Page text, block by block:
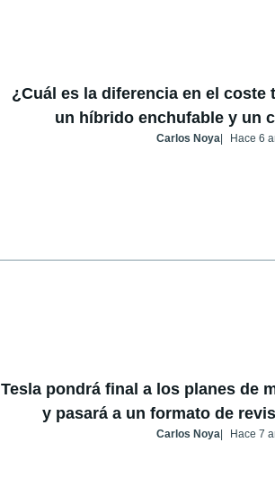
¿Cuál es la diferencia en el coste
un híbrido enchufable y un
Carlos Noya Hace 6
Tesla pondrá final a los planes de
y pasará a un formato de
Carlos Noya Hace 7